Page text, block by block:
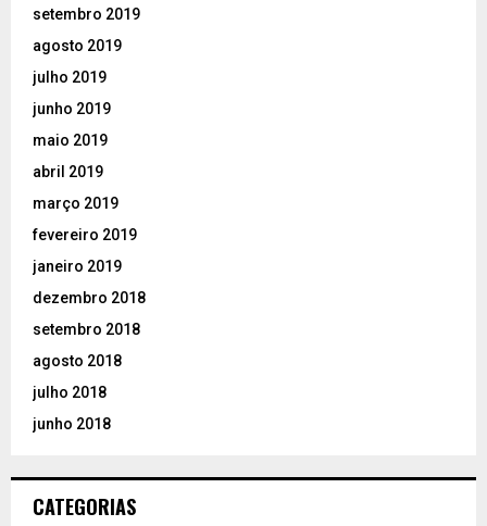
setembro 2019
agosto 2019
julho 2019
junho 2019
maio 2019
abril 2019
março 2019
fevereiro 2019
janeiro 2019
dezembro 2018
setembro 2018
agosto 2018
julho 2018
junho 2018
CATEGORIAS